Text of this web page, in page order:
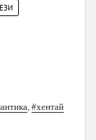
, #хентай